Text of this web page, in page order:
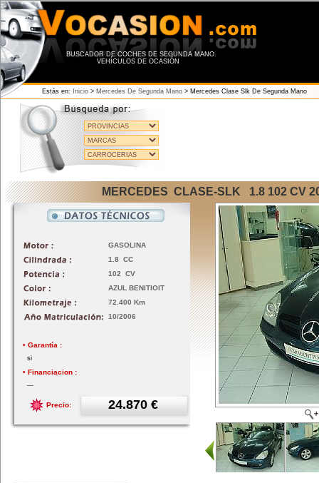
BUSCADOR DE COCHES DE SEGUNDA MANO.
VEHÍCULOS DE OCASIÓN
Estás en: Inicio > Mercedes De Segunda Mano > Mercedes Clase Slk De Segunda Mano
MERCEDES CLASE-SLK 1.8 102 CV
GASOLINA
1.8 CC
102 CV
AZUL BENITIOIT
72.400 Km
10/2006
• Garantía :
si
• Financiacion :
---
Precio: 24.870 €